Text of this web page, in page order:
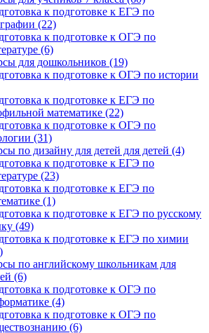
к подготовке к ЕГЭ по
(22)
к подготовке к ОГЭ по
(6)
для дошкольников (19)
к подготовке к ОГЭ по истории
к подготовке к ЕГЭ по
математике (22)
к подготовке к ОГЭ по
(31)
по дизайну для детей для детей (4)
к подготовке к ЕГЭ по
(23)
к подготовке к ЕГЭ по
(1)
к подготовке к ЕГЭ по русскому
(49)
к подготовке к ЕГЭ по химии
по английскому школьникам для
(6)
к подготовке к ОГЭ по
(4)
к подготовке к ОГЭ по
(6)